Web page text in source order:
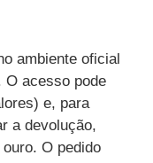
ambiente oficial
O acesso pode
e, para
a devolução,
O pedido